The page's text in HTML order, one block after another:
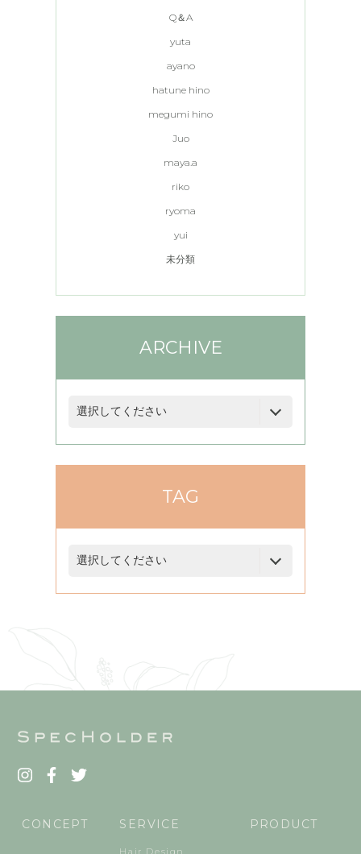
Q＆A
yuta
ayano
hatune hino
megumi hino
Juo
maya.a
riko
ryoma
yui
未分類
ARCHIVE
TAG
CONCEPT SERVICE
Hair Design
PRODUCT